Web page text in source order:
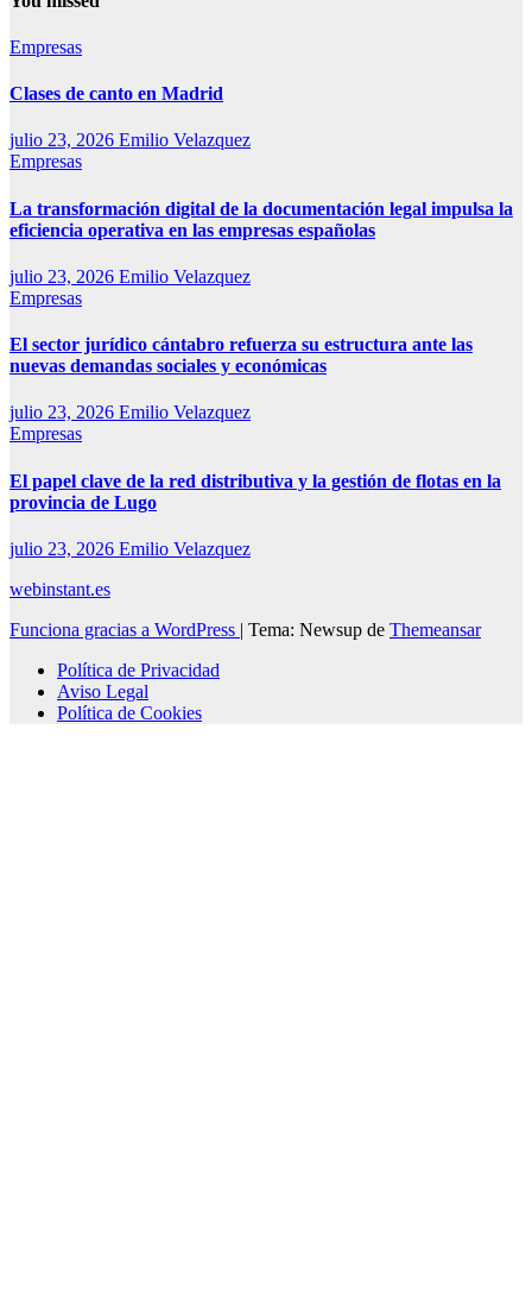
Empresas
Clases de canto en Madrid
julio 23, 2026 Emilio Velazquez
Empresas
La transformación digital de la documentación legal impulsa la
eficiencia operativa en las empresas españolas
julio 23, 2026 Emilio Velazquez
Empresas
El sector jurídico cántabro refuerza su estructura ante las
nuevas demandas sociales y económicas
julio 23, 2026 Emilio Velazquez
Empresas
El papel clave de la red distributiva y la gestión de flotas en la
provincia de Lugo
julio 23, 2026 Emilio Velazquez
webinstant.es
Funciona gracias a WordPress | Tema: Newsup de Themeansar
Política de Privacidad
Aviso Legal
Política de Cookies